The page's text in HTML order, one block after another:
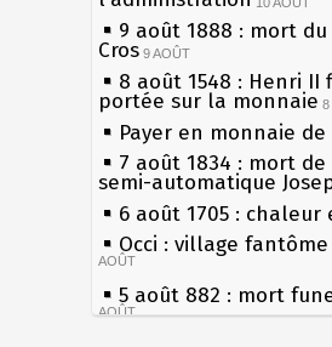
9 août 1888 : mort
Cros 9 AOÛT
8 août 1548 : Henri II
portée sur la monnaie 8
Payer en monnaie de
7 août 1834 : mort
semi-automatique
6 août 1705 : chaleur
Occi : village
AOÛT
5 août 882 : mort
AOÛT